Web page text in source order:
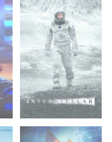
Mo. 01.06.2026
19:00
Hörsaal 2 - FSU